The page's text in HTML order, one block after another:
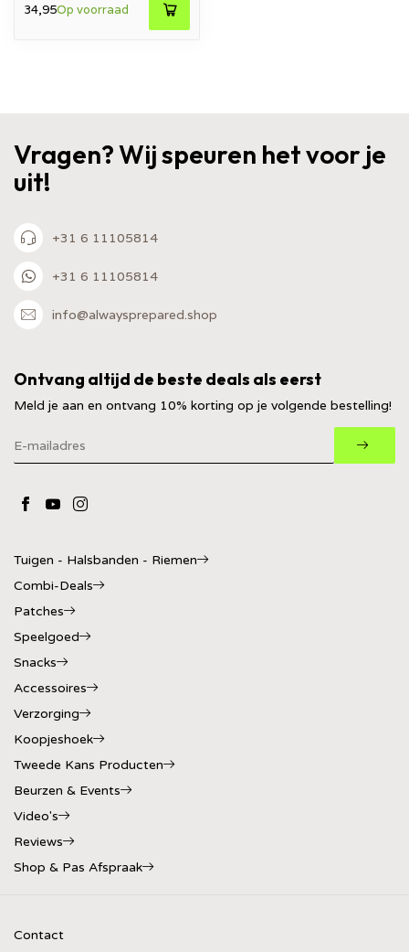
34,95Op voorraad
Vragen? Wij speuren het voor je
uit!
+31 6 11105814
+31 6 11105814
info@alwaysprepared.shop
Ontvang altijd de beste deals als eerst
Meld je aan en ontvang 10% korting op je volgende bestelling!
Tuigen - Halsbanden - Riemen
Combi-Deals
Patches
Speelgoed
Snacks
Accessoires
Verzorging
Koopjeshoek
Tweede Kans Producten
Beurzen & Events
Video's
Reviews
Shop & Pas Afspraak
Contact